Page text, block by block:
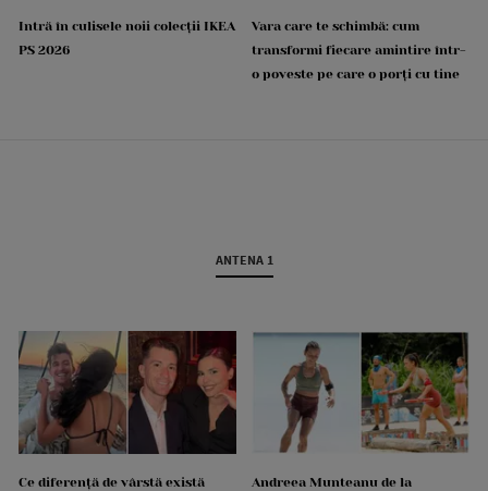
Intră în culisele noii colecții IKEA
PS 2026
Vara care te schimbă: cum
transformi fiecare amintire într-
o poveste pe care o porți cu tine
ANTENA 1
Ce diferență de vârstă există
Andreea Munteanu de la